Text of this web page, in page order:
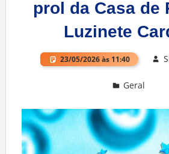
prol da Casa de
Luzinete
23/05/2026 às 11:40
Geral